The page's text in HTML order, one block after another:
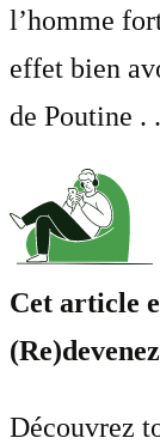
l’homme
effet bien
de Poutine .
Cet article
Découvrez